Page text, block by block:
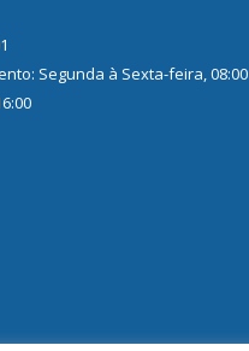
Segunda à Sexta-feira, 08:00